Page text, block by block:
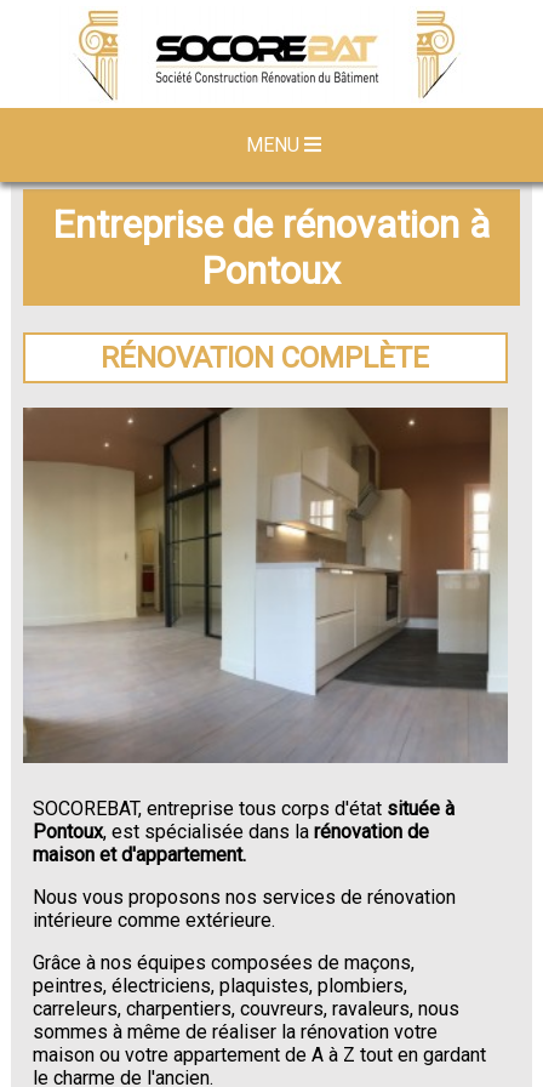
MENU
Entreprise de rénovation à
Pontoux
RÉNOVATION COMPLÈTE
SOCOREBAT, entreprise tous corps d'état située à
Pontoux, est spécialisée dans larénovation de
maison et d'appartement.
Nous vous proposons nos services de rénovation
intérieure comme extérieure.
Grâce à nos équipes composées de maçons,
peintres, électriciens, plaquistes, plombiers,
carreleurs, charpentiers, couvreurs, ravaleurs, nous
sommes à même de réaliser la rénovation votre
maison ou votre appartement de A à Z tout en gardant
le charme de l'ancien.